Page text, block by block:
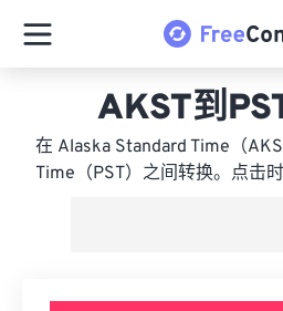
AKST到
在 Alaska Standard Time（
Time（PST）之间转换。点击